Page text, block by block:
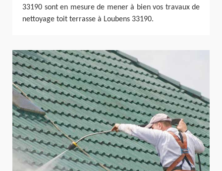
33190 sont en mesure de mener à bien vos travaux de
nettoyage toit terrasse à Loubens 33190.